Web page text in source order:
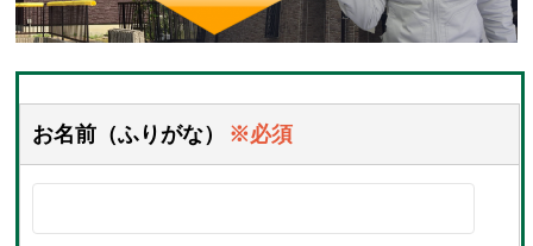
お名前（ふりがな） ※必須